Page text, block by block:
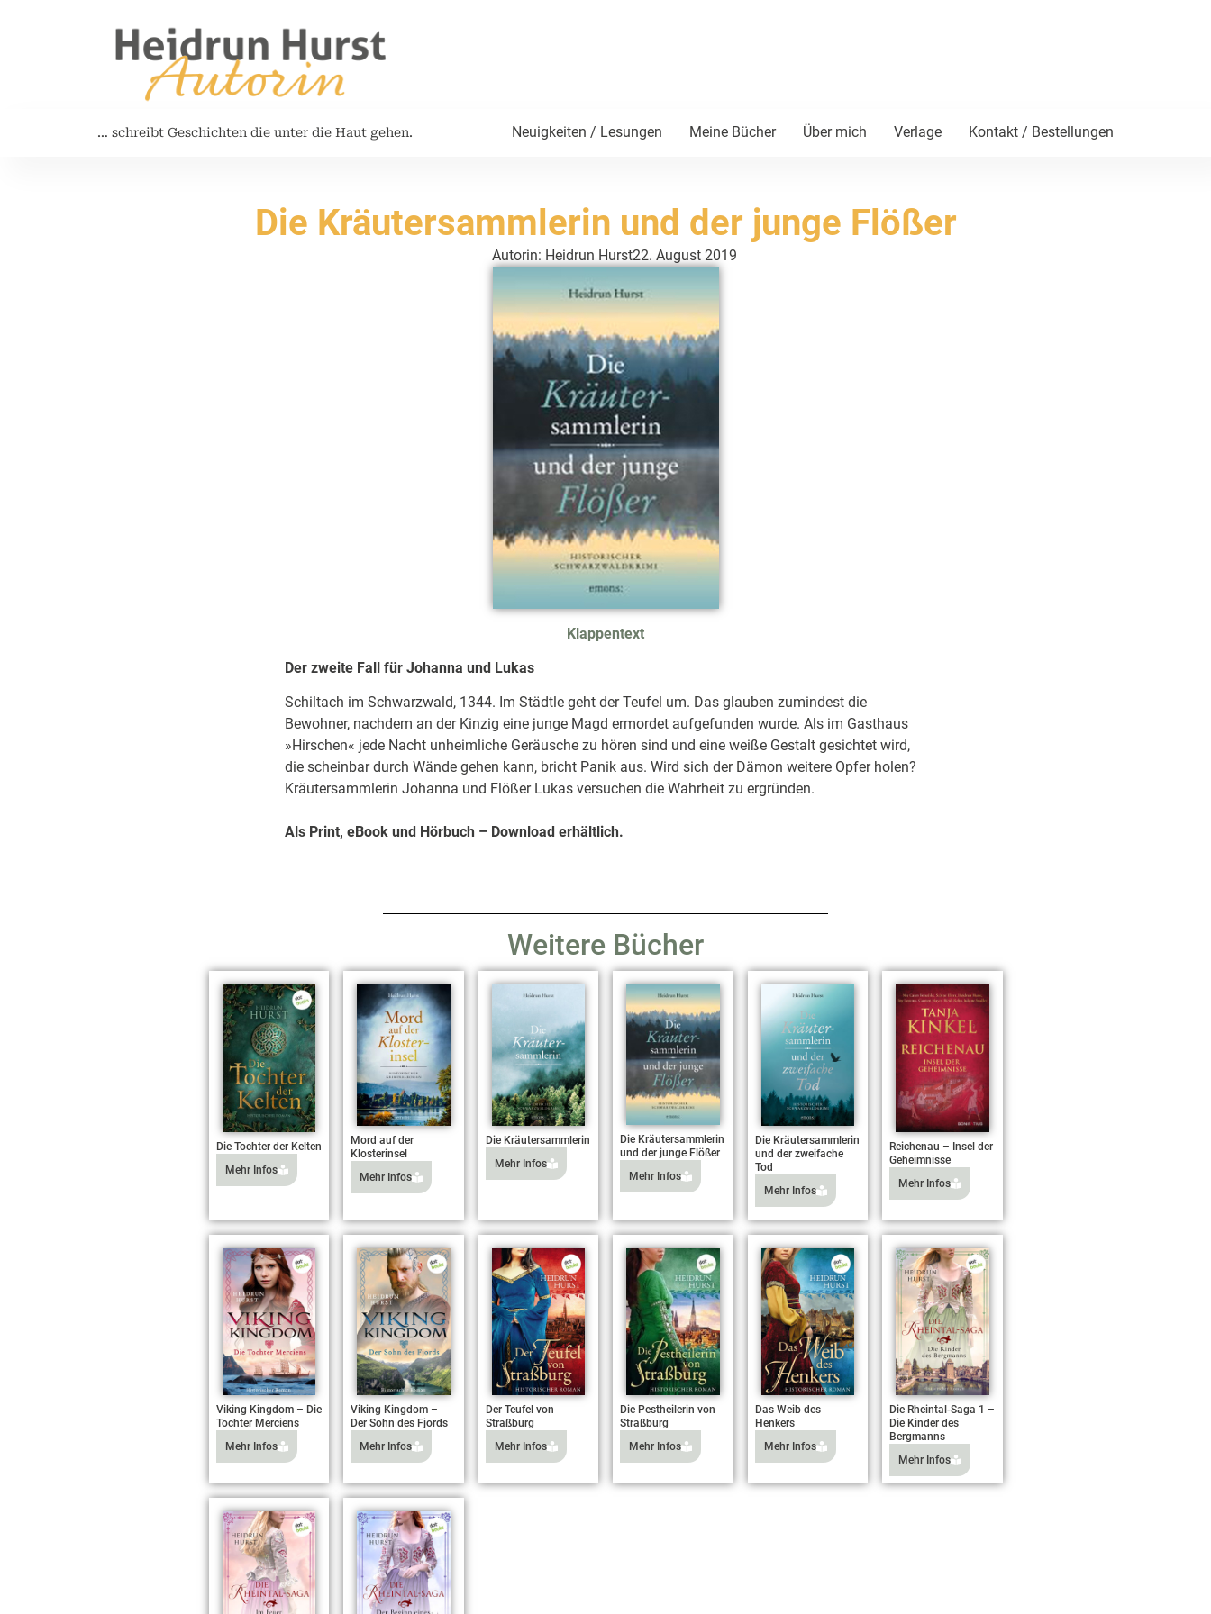
… schreibt Geschichten die unter die Haut gehen. Neuigkeiten / Lesungen Meine Bücher Über mich Verlage Kontakt / Bestellungen
Die Kräutersammlerin und der junge Flößer
Autorin: Heidrun Hurst22. August 2019
Klappentext
Der zweite Fall für Johanna und Lukas
Schiltach im Schwarzwald, 1344. Im Städtle geht der Teufel um. Das glauben zumindest die
Bewohner, nachdem an der Kinzig eine junge Magd ermordet aufgefunden wurde. Als im Gasthaus
»Hirschen« jede Nacht unheimliche Geräusche zu hören sind und eine weiße Gestalt gesichtet wird,
die scheinbar durch Wände gehen kann, bricht Panik aus. Wird sich der Dämon weitere Opfer holen?
Kräutersammlerin Johanna und Flößer Lukas versuchen die Wahrheit zu ergründen.
Als Print, eBook und Hörbuch – Download erhältlich.
Weitere Bücher
Die Tochter der Kelten
Mehr Infos
Mord auf der
Klosterinsel
Mehr Infos
Die Kräutersammlerin
Mehr Infos
Die Kräutersammlerin
und der junge Flößer
Mehr Infos
Die Kräutersammlerin
und der zweifache
Tod
Mehr Infos
Reichenau – Insel der
Geheimnisse
Mehr Infos
Viking Kingdom – Die
Tochter Merciens
Mehr Infos
Viking Kingdom –
Der Sohn des Fjords
Mehr Infos
Der Teufel von
Straßburg
Mehr Infos
Die Pestheilerin von
Straßburg
Mehr Infos
Das Weib des
Henkers
Mehr Infos
Die Rheintal-Saga 1 –
Die Kinder des
Bergmanns
Mehr Infos